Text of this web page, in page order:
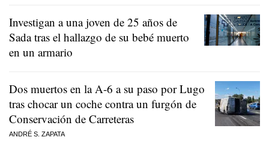
Investigan a una joven de 25 años de
Sada tras el hallazgo de su bebé muerto
en un armario
Dos muertos en la A-6 a su paso por Lugo
tras chocar un coche contra un furgón de
Conservación de Carreteras
ANDRÉ S. ZAPATA